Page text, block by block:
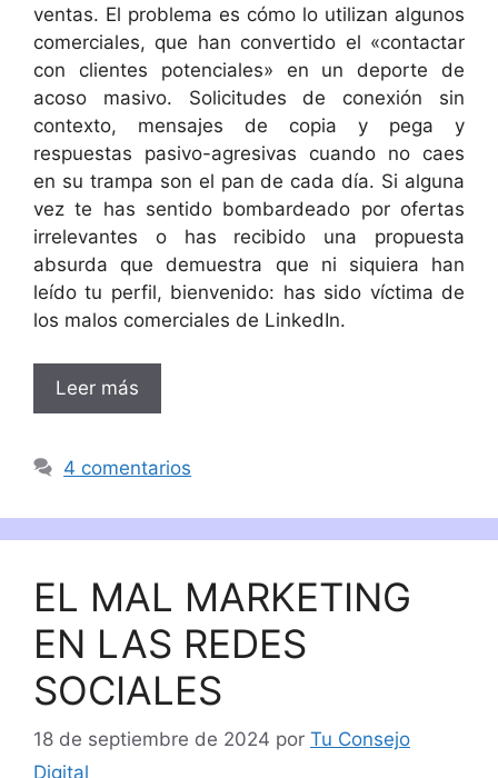
ventas. El problema es cómo lo utilizan algunos
comerciales, que han convertido el «contactar
con clientes potenciales» en un deporte de
acoso masivo. Solicitudes de conexión sin
contexto, mensajes de copia y pega y
respuestas pasivo-agresivas cuando no caes
en su trampa son el pan de cada día. Si alguna
vez te has sentido bombardeado por ofertas
irrelevantes o has recibido una propuesta
absurda que demuestra que ni siquiera han
leído tu perfil, bienvenido: has sido víctima de
los malos comerciales de LinkedIn.
Leer más
4 comentarios
EL MAL MARKETING
EN LAS REDES
SOCIALES
18 de septiembre de 2024 por Tu Consejo
Digital